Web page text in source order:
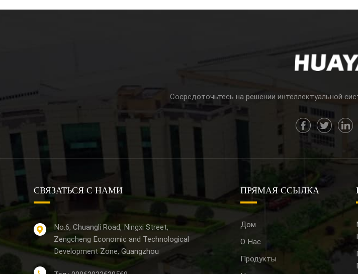
Сосредоточьтесь на решении интеллектуальной
СВЯЗАТЬСЯ С НАМИ
No.6, Chuangli Road, Ningxi Street,
Zengcheng Economic and Technological
Development Zone, Guangzhou
ПРЯМАЯ ССЫЛКА
Дом
О Нас
Продукты